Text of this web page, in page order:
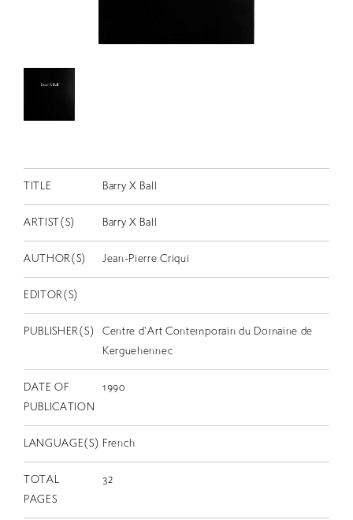
JP
TITLE Barry X Ball
ARTIST(S) Barry X Ball
AUTHOR(S) Jean-Pierre Criqui
EDITOR(S)
PUBLISHER(S)
Centre d'Art Contemporain du Domaine de
Kerguehennec
DATE OF
PUBLICATION
1990
LANGUAGE(S) French
TOTAL
PAGES
32